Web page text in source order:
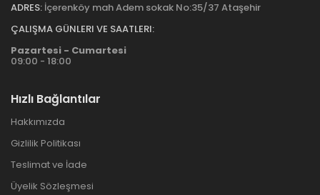
ADRES: İçerenköy mah Adem sokak No:35/37 Ataşehir
ÇALIŞMA GÜNLERI VE SAATLERI:
Pazartesi - Cumartesi
09:00 - 18:00
Hızlı Bağlantılar
Hakkımızda
Gizlilik Politikası
Teslimat ve İade
Üyelik Sözleşmesi